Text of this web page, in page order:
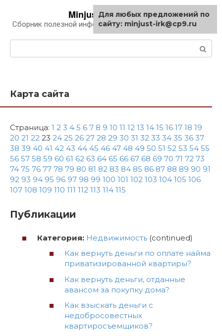
контенту
Minjust-irk.ru
Сборник полезной информации про автомобили
Карта сайта
Страница: 1 2 3 4 5 6 7 8 9 10 11 12 13 14 15 16 17 18 19
20 21 22 23 24 25 26 27 28 29 30 31 32 33 34 35 36 37
38 39 40 41 42 43 44 45 46 47 48 49 50 51 52 53 54 55
56 57 58 59 60 61 62 63 64 65 66 67 68 69 70 71 72 73
74 75 76 77 78 79 80 81 82 83 84 85 86 87 88 89 90 91
92 93 94 95 96 97 98 99 100 101 102 103 104 105 106
107 108 109 110 111 112 113 114 115
Публикации
Категория: Недвижимость (continued)
Как вернуть деньги по оплате найма
приватизированной квартиры?
Как вернуть деньги, отданные
авансом за покупку дома?
Как взыскать деньги с
недобросовестных
квартиросъемщиков?
Для любых предложений по
сайту: minjust-irk@cp9.ru